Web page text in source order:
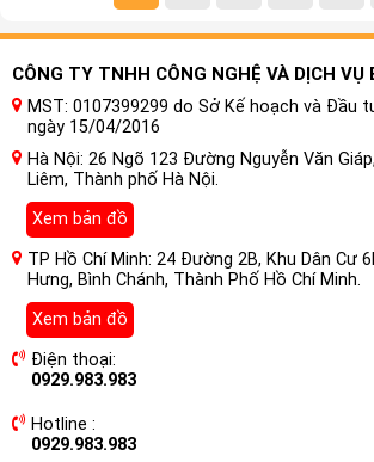
CÔNG TY TNHH CÔNG NGHỆ VÀ DỊCH VỤ
MST: 0107399299 do Sở Kế hoạch và Đầu
ngày 15/04/2016
Hà Nội: 26 Ngõ 123 Đường Nguyễn Văn
Liêm, Thành phố Hà Nội.
Xem bản đồ
TP Hồ Chí Minh: 24 Đường 2B, Khu Dân Cư
Hưng, Bình Chánh, Thành Phố Hồ Chí Minh.
Xem bản đồ
Điện thoại:
0929.983.983
Hotline :
0929.983.983